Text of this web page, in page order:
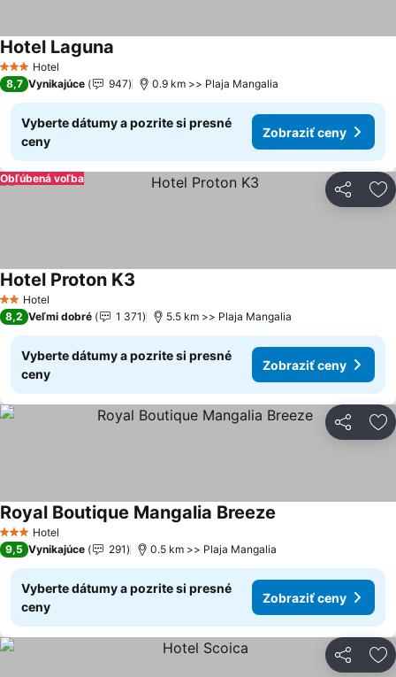
3 Počet hviezdičiek
Hotel
Hotel Laguna
8,7 Vynikajúce 947 0.9 km >> Plaja Mangalia
Vyberte dátumy a pozrite si presné
ceny
Zobraziť ceny
Zdieľať
Obľúbená voľba
2 Počet hviezdičiek
Hotel
Hotel Proton K3
8,2 Veľmi dobré 1 371 5.5 km >> Plaja Mangalia
Vyberte dátumy a pozrite si presné
ceny
Zobraziť ceny
Zdieľať
3 Počet hviezdičiek
Hotel
Royal Boutique Mangalia Breeze
9,5 Vynikajúce 291 0.5 km >> Plaja Mangalia
Vyberte dátumy a pozrite si presné
ceny
Zobraziť ceny
Zdieľať